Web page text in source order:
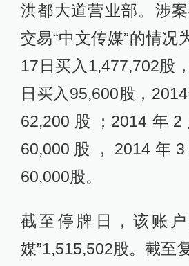
洪都大道营业部。涉
交易“中文传媒”的情况
17日买入1,477,702股
日买入95,600股，
62,200股；2014年
60,000股，2014年
60,000股。
截至停牌日，该账
媒”1,515,502股。截至